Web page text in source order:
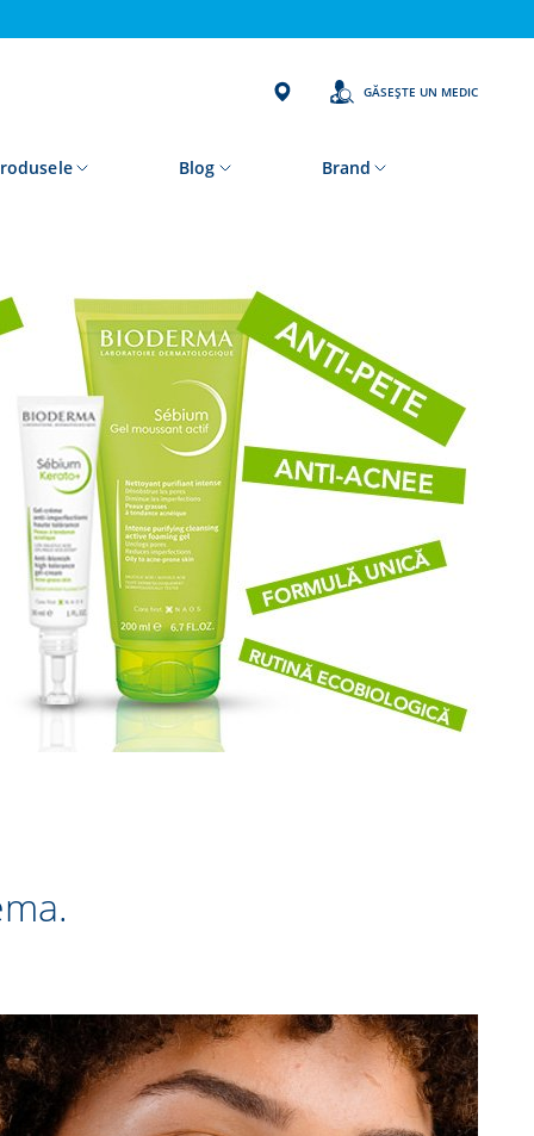
GĂSEȘTE UN MEDIC
Blog Brand